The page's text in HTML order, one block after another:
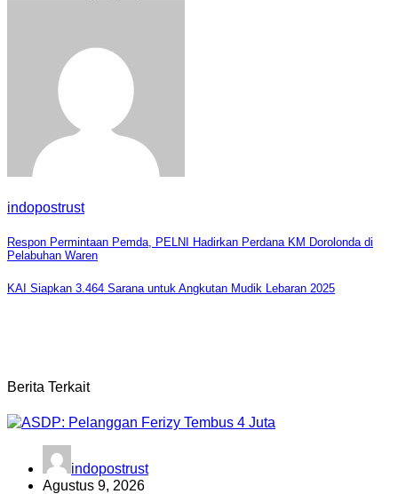
indopostrust
Navigasi
Respon Permintaan Pemda, PELNI Hadirkan Perdana KM Dorolonda di
Pelabuhan Waren
KAI Siapkan 3.464 Sarana untuk Angkutan Mudik Lebaran 2025
Berita Terkait
indopostrust
Agustus 9, 2026